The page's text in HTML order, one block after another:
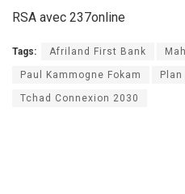
RSA avec 237online
Tags: Afriland First Bank
Paul Kammogne Fokam
Tchad Connexion 2030